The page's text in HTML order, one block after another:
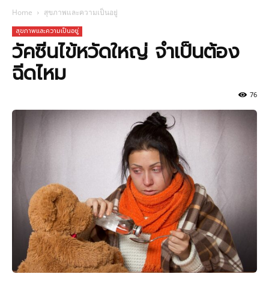
Home สุขภาพและความเป็นอยู่
สุขภาพและความเป็นอยู่
วัคซีนไข้หวัดใหญ่ จำเป็นต้อง
ฉีดไหม
76